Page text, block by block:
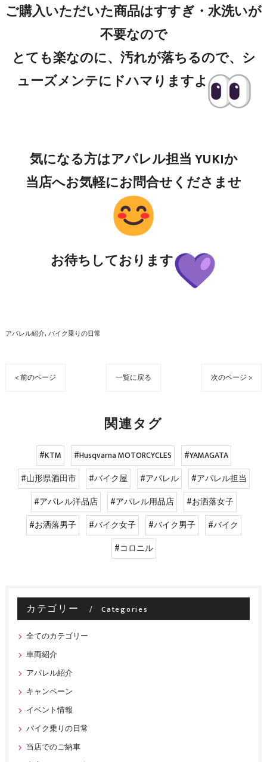
ご購入いただいた商品はすすぎ・水洗いが
不要なので
とても楽なのに、汚れが落ちるので、シ
ューズメンテにドハマりますよ
気になる方はアパレル担当 YUKIか
当店へお気軽にお問合せくださませ
お待ちしております
アパレル紹介 バイク乗りの日常
< 前のページ 一覧に戻る 次のページ >
関連タグ
#KTM #Husqvarna MOTORCYCLES
#YAMAGATA
#山形県酒田市
#バイク屋 #アパレル
#アパレル担当
#アパレル洋品店
#アパレル用品店
#お洒落女子
#お洒落男子
#バイク女子 #バイク男子
#バイク
#コロニル
カテゴリー Categories
全てのカテゴリー
車両紹介
アパレル紹介
キャンペーン
イベント情報
バイク乗りの日常
当店でのご納車